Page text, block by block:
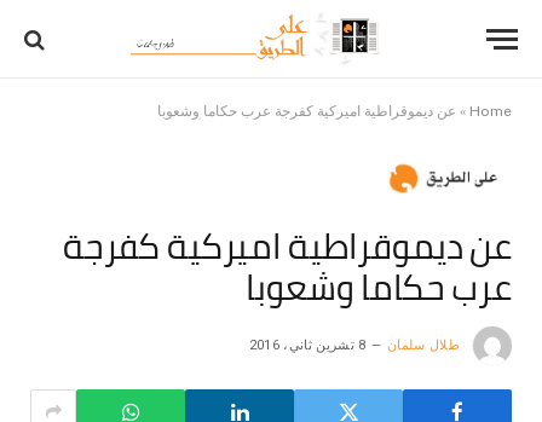
Home
» عن ديموقراطية اميركية كفرجة عرب حكاما وشعوبا
عن ديموقراطية اميركية كفرجة
عرب حكاما وشعوبا
طلال سلمان 8 تشرين ثاني، 2016